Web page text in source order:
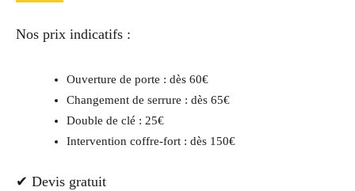
Nos prix indicatifs :
Ouverture de porte : dès 60€
Changement de serrure : dès 65€
Double de clé : 25€
Intervention coffre-fort : dès 150€
✔ Devis gratuit